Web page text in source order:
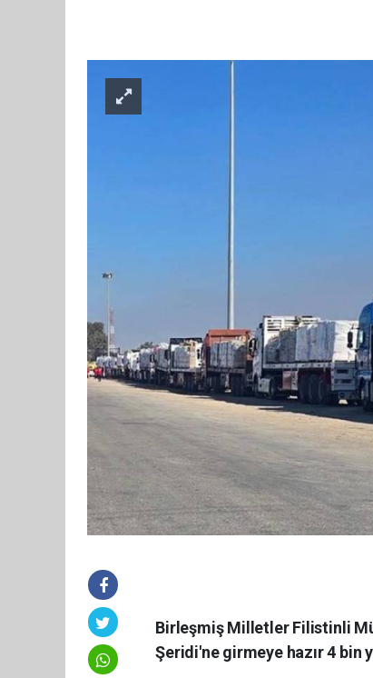
Birleşmiş Milletler Filistinli
Şeridi'ne girmeye hazır 4 bin